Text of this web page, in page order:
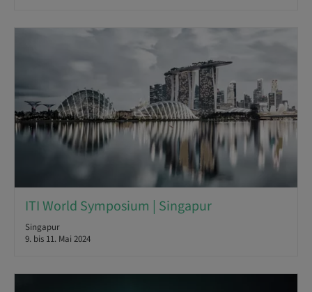
ITI World Symposium | Singapur
Singapur
9. bis 11. Mai 2024